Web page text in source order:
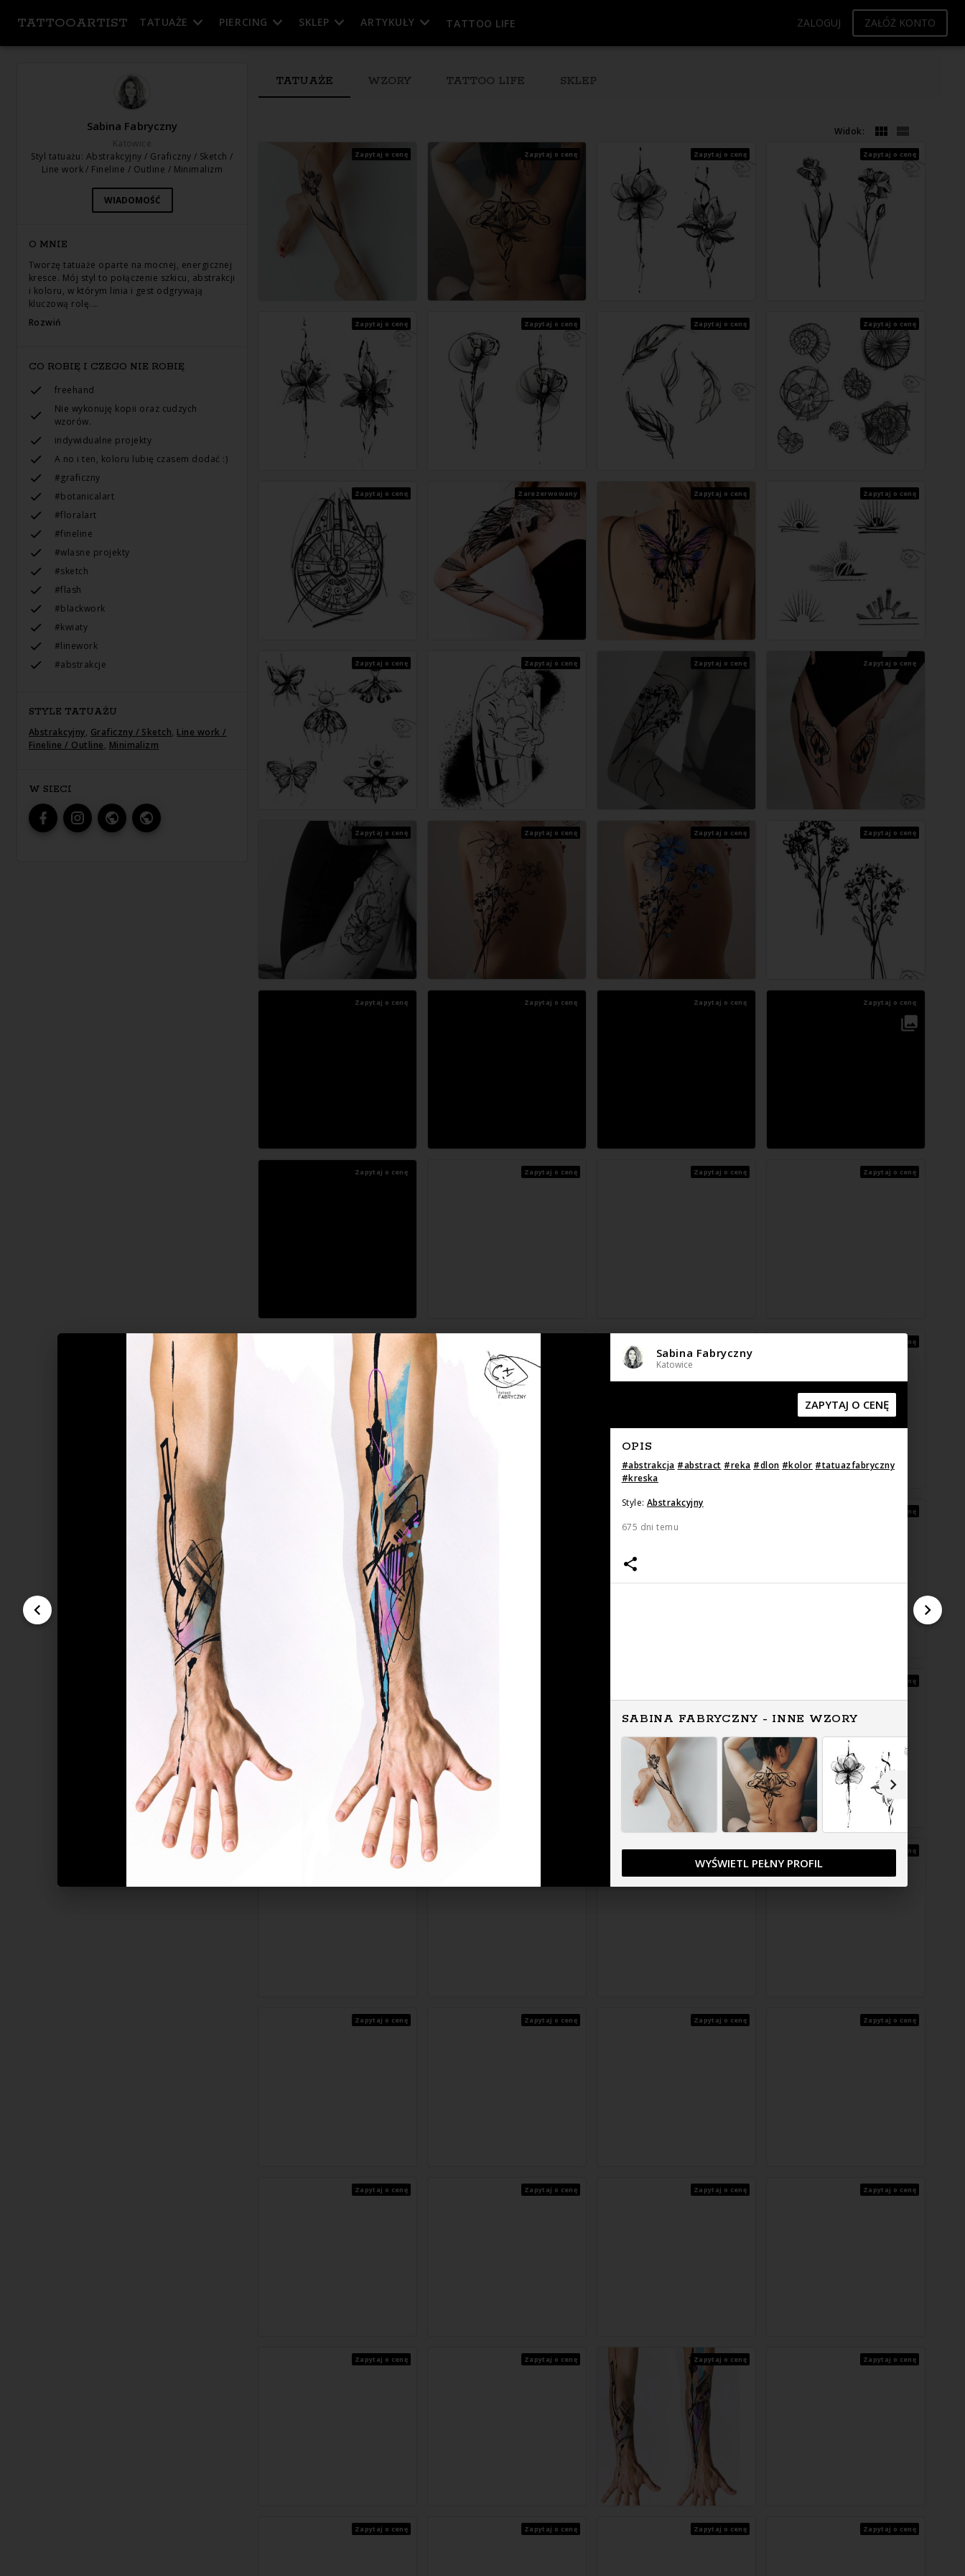
TATTOOARTIST TATUAŻE PIERCING SKLEP ARTYKUŁY TATTOO LIFE ZALOGUJ ZAŁÓŻ KONTO
Sabina Fabryczny
Katowice
Styl tatuażu: Abstrakcyjny / Graficzny / Sketch /
Line work / Fineline / Outline / Minimalizm
WIADOMOŚĆ
O MNIE
Tworzę tatuaże oparte na mocnej, energicznej
kresce. Mój styl to połączenie szkicu, abstrakcji
i koloru, w którym linia i gest odgrywają
kluczową rolę.…
Rozwiń
CO ROBIĘ I CZEGO NIE ROBIĘ
freehand
Nie wykonuję kopii oraz cudzych
wzorów.
indywidualne projekty
A no i ten, koloru lubię czasem dodać :)
#graficzny
#botanicalart
#floralart
#fineline
#wlasne projekty
#sketch
#flash
#blackwork
#kwiaty
#linework
#abstrakcje
STYLE TATUAŻU
Abstrakcyjny, Graficzny / Sketch, Line work /
Fineline / Outline, Minimalizm
W SIECI
TATUAŻE WZORY TATTOO LIFE SKLEP
Widok:
Zapytaj o cenę Zapytaj o cenę Zapytaj o cenę Zapytaj o cenę
Zapytaj o cenę Zapytaj o cenę Zapytaj o cenę Zapytaj o cenę
Zapytaj o cenę Zarezerwowany Zapytaj o cenę Zapytaj o cenę
Zapytaj o cenę Zapytaj o cenę Zapytaj o cenę Zapytaj o cenę
Zapytaj o cenę Zapytaj o cenę Zapytaj o cenę Zapytaj o cenę
Zapytaj o cenę Zapytaj o cenę Zapytaj o cenę Zapytaj o cenę
Zapytaj o cenę Zapytaj o cenę Zapytaj o cenę Zapytaj o cenę
Zapytaj o cenę Zapytaj o cenę
Zapytaj o cenę Zapytaj o cenę Zapytaj o cenę
Zapytaj o cenę Zapytaj o cenę
Zapytaj o cenę Zapytaj o cenę Zapytaj o cenę
Zapytaj o cenę Zapytaj o cenę Zapytaj o cenę Zapytaj o cenę
Zapytaj o cenę Zapytaj o cenę Zapytaj o cenę Zapytaj o cenę
Zapytaj o cenę Zapytaj o cenę Zapytaj o cenę Zapytaj o cenę
Zapytaj o cenę Zapytaj o cenę Zapytaj o cenę Zapytaj o cenę
Sabina Fabryczny
Katowice
ZAPYTAJ O CENĘ
OPIS
#abstrakcja #abstract #reka #dlon #kolor #tatuazfabryczny
#kreska
Style: Abstrakcyjny
675 dni temu
SABINA FABRYCZNY - INNE WZORY
WYŚWIETL PEŁNY PROFIL